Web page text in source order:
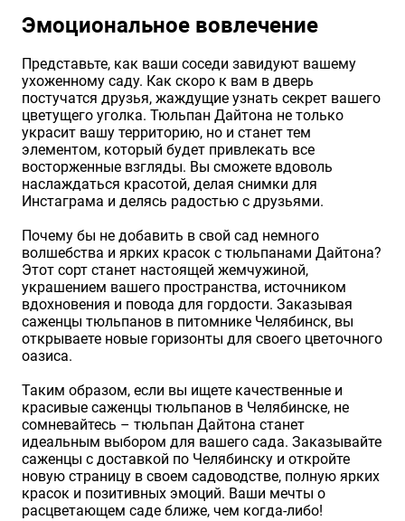
Эмоциональное вовлечение
Представьте, как ваши соседи завидуют вашему
ухоженному саду. Как скоро к вам в дверь
постучатся друзья, жаждущие узнать секрет вашего
цветущего уголка. Тюльпан Дайтона не только
украсит вашу территорию, но и станет тем
элементом, который будет привлекать все
восторженные взгляды. Вы сможете вдоволь
наслаждаться красотой, делая снимки для
Инстаграма и делясь радостью с друзьями.
Почему бы не добавить в свой сад немного
волшебства и ярких красок с тюльпанами Дайтона?
Этот сорт станет настоящей жемчужиной,
украшением вашего пространства, источником
вдохновения и повода для гордости. Заказывая
саженцы тюльпанов в питомнике Челябинск, вы
открываете новые горизонты для своего цветочного
оазиса.
Таким образом, если вы ищете качественные и
красивые саженцы тюльпанов в Челябинске, не
сомневайтесь – тюльпан Дайтона станет
идеальным выбором для вашего сада. Заказывайте
саженцы с доставкой по Челябинску и откройте
новую страницу в своем садоводстве, полную ярких
красок и позитивных эмоций. Ваши мечты о
расцветающем саде ближе, чем когда-либо!